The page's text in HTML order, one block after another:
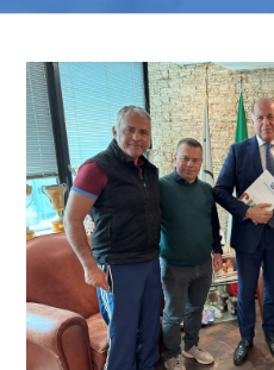
Ingrandisci
immagine